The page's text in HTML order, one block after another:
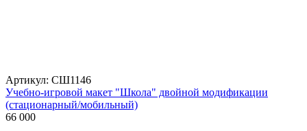
Артикул: СШ1146
Учебно-игровой макет "Школа" двойной модификации
(стационарный/мобильный)
66 000